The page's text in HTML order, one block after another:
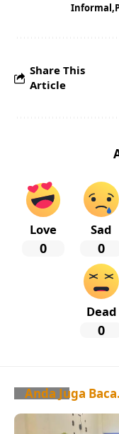
Informal
Share This
Article
Love
0
Sad
0
Dead
0
Anda Juga